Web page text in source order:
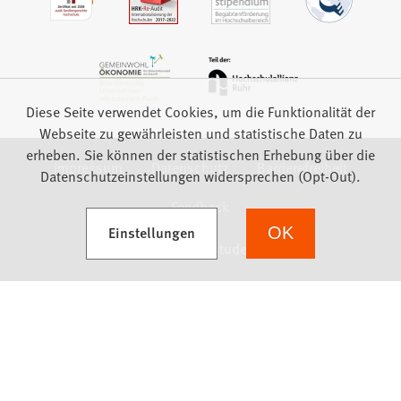
Impressum Datenschutz
Barrierefreiheit
Feedback
Diese Seite verwendet Cookies, um die Funktionalität der
Webseite zu gewährleisten und statistische Daten zu
erheben. Sie können der statistischen Erhebung über die
Datenschutzeinstellungen widersprechen (Opt-Out).
Einstellungen
(Öffnet in einem neuen Tab) OK